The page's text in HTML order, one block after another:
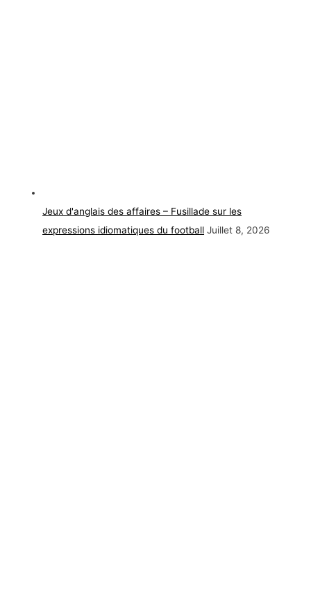
Jeux d'anglais des affaires – Fusillade sur les
expressions idiomatiques du football Juillet 8, 2026